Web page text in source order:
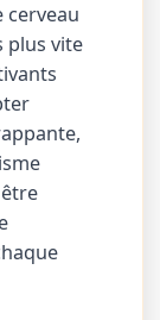
cerveau
plus vite